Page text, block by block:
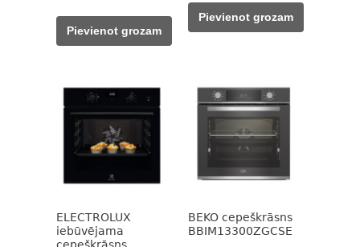
was:
421,00 €.
295,00 €.
Pievienot grozam
was:
785,00 €.
290,00 €.
Pievienot grozam
ELECTROLUX
iebūvējama
BEKO cepeškrāsns
BBIM13300ZGCSE